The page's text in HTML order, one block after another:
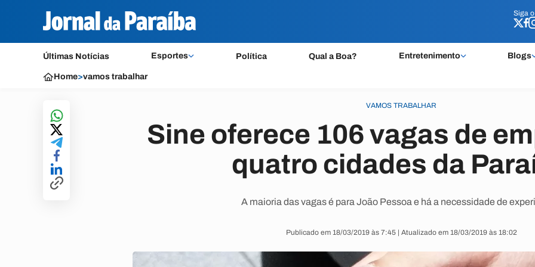
Siga o
Últimas Notícias Esportes Política Qual a Boa? Entretenimento Blogs
Siga o
Home>vamos trabalhar
VAMOS TRABALHAR
Sine oferece 106 vagas de
quatro cidades da
A maioria das vagas é para João Pessoa e há a necessidade de
Publicado em 18/03/2019 às 7:45 | Atualizado em 18/03/2019 às 18:02